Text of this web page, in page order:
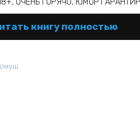
книгу полностью